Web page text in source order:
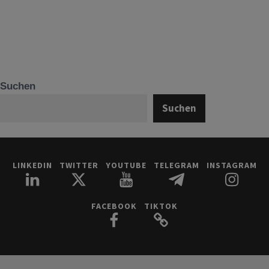
Suchen
Suchen
LINKEDIN TWITTER YOUTUBE TELEGRAM INSTAGRAM
FACEBOOK TIKTOK